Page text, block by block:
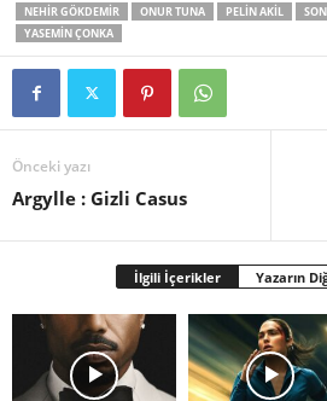
NEHIR GÖKDEMIR
ONUR TUNA PELIN AKIL
YASEMIN ÇONKA
Önceki yazı
Argylle : Gizli Casus
İlgili İçerikler Yazarın